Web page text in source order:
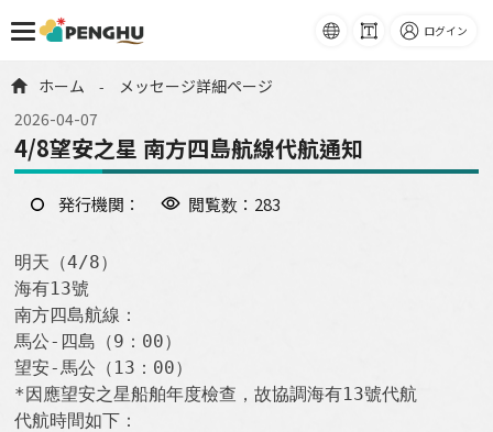
語系
フォ
ログイン
ホーム -
メッセージ詳細ページ
2026-04-07
4/8望安之星 南方四島航線代航通知
発行機関： 閲覧数：283
明天（4/8）
海有13號
南方四島航線：
馬公-四島（9：00）
望安-馬公（13：00）
*因應望安之星船舶年度檢查，故協調海有13號代航
代航時間如下：